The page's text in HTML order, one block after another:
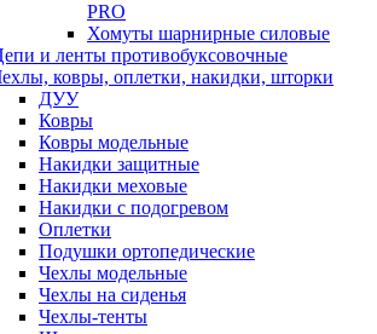
PRO
Хомуты шарнирные силовые
и ленты противобуксовочные
ковры, оплетки, накидки, шторки
ДУУ
Ковры
Ковры модельные
Накидки защитные
Накидки меховые
Накидки с подогревом
Оплетки
Подушки ортопедические
Чехлы модельные
Чехлы на сиденья
Чехлы-тенты